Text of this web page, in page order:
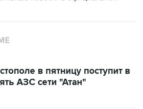
АЗС сети "Атан"